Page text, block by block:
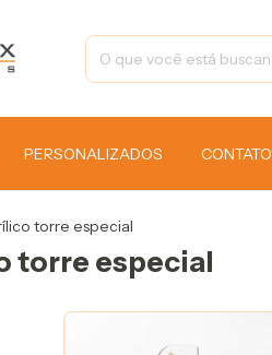
PERSONALIZADOS CONTATO
torre especial
torre especial